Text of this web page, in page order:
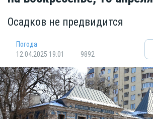
Осадков не предвидится
Погода
12.04.2025 19:01
9892